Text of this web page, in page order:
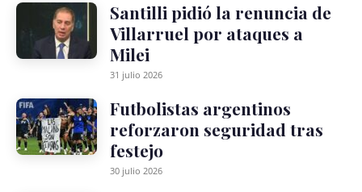
Santilli pidió la renuncia de
Villarruel por ataques a
Milei
31 julio 2026
Futbolistas argentinos
reforzaron seguridad tras
festejo
30 julio 2026